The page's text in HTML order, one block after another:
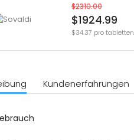
$2310.00
$1924.99
$34.37 pro tabletten
Kundenerfahrungen